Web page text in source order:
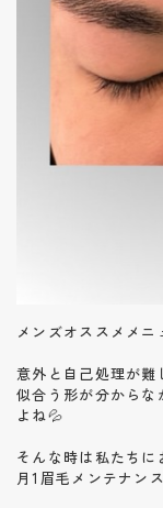
メンズオススメメ
意外と自己処理が
似合う形が分からな
よね💦
そんな時は私たちに
月1眉毛メンテナン